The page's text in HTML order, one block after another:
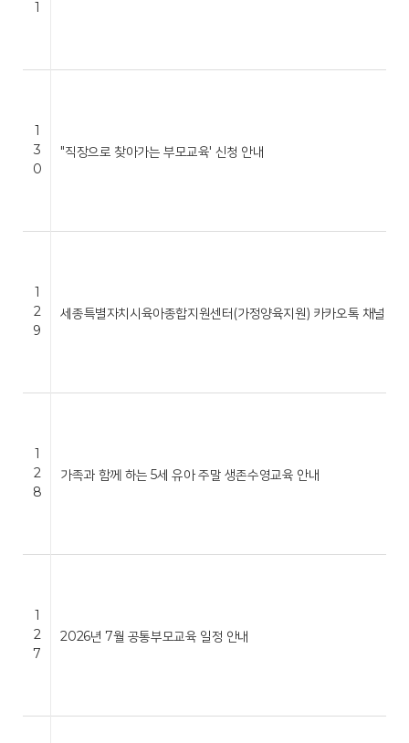
1
1
3
0
"직장으로 찾아가는 부모교육' 신청 안내
1
2
9
세종특별자치시육아종합지원센터(가정양육지원) 카카오톡 채널 운
1
2
8
가족과 함께 하는 5세 유아 주말 생존수영교육 안내
1
2
7
2026년 7월 공통부모교육 일정 안내